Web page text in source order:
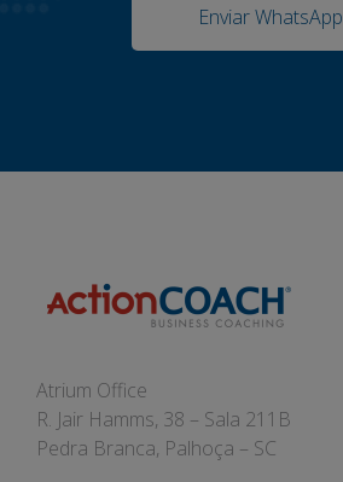
Enviar WhatsApp
Atrium Office
R. Jair Hamms, 38 – Sala 211B
Pedra Branca, Palhoça – SC